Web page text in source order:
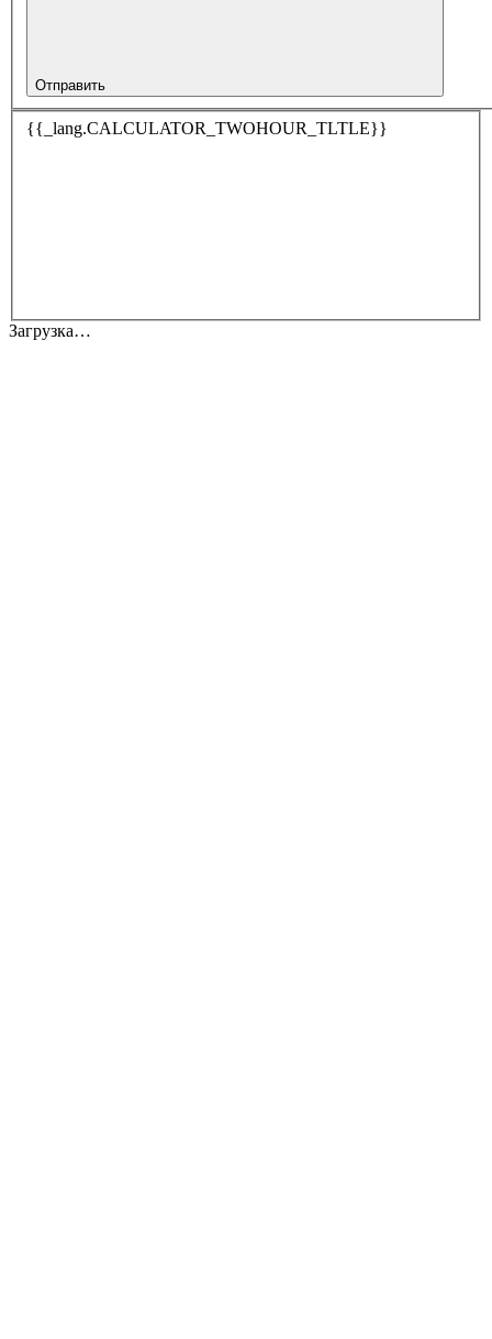
Отправить
{{_lang.CALCULATOR_TWOHOUR_TLTLE}}
Загрузка…